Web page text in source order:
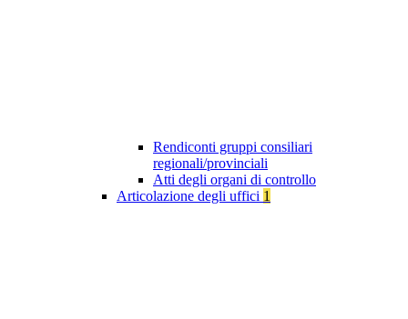
Rendiconti gruppi consiliari
regionali/provinciali
Atti degli organi di controllo
Articolazione degli uffici 1